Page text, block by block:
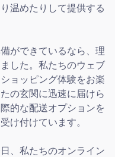
温めたりして提供する
ができているなら、理
した。私たちのウェブ
ョッピング体験をお楽
の玄関に迅速に届けら
的な配送オプションを
け付けています。
、私たちのオンライン